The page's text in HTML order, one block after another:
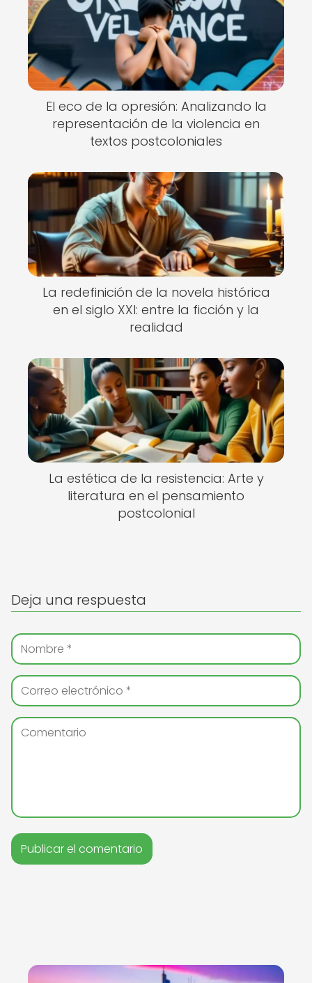
El eco de la opresión: Analizando la
representación de la violencia en
textos postcoloniales
La redefinición de la novela histórica
en el siglo XXI: entre la ficción y la
realidad
La estética de la resistencia: Arte y
literatura en el pensamiento
postcolonial
Deja una respuesta
Nuevo